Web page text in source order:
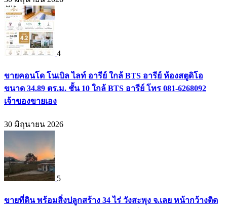
4
ขายคอนโด โนเบิล ไลท์ อารีย์ ใกล้ BTS อารีย์ ห้องสตูดิโอ
ขนาด 34.89 ตร.ม. ชั้น 10 ใกล้ BTS อารีย์ โทร 081-6268092
เจ้าของขายเอง
30 มิถุนายน 2026
5
ขายที่ดิน พร้อมสิ่งปลูกสร้าง 34 ไร่ วังสะพุง จ.เลย หน้ากว้างติด